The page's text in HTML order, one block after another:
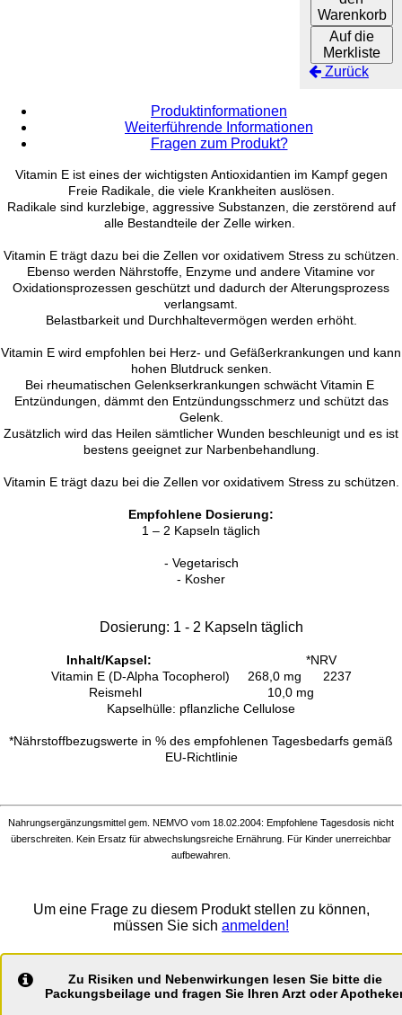
Warenkorb
Auf die
Merkliste
Zurück
Produktinformationen
Weiterführende Informationen
Fragen zum Produkt?
Vitamin E ist eines der wichtigsten Antioxidantien im Kampf gegen
Freie Radikale, die viele Krankheiten auslösen.
Radikale sind kurzlebige, aggressive Substanzen, die zerstörend auf
alle Bestandteile der Zelle wirken.
Vitamin E trägt dazu bei die Zellen vor oxidativem Stress zu schützen.
Ebenso werden Nährstoffe, Enzyme und andere Vitamine vor
Oxidationsprozessen geschützt und dadurch der Alterungsprozess
verlangsamt.
Belastbarkeit und Durchhaltevermögen werden erhöht.
Vitamin E wird empfohlen bei Herz- und Gefäßerkrankungen und kann
hohen Blutdruck senken.
Bei rheumatischen Gelenkserkrankungen schwächt Vitamin E
Entzündungen, dämmt den Entzündungsschmerz und schützt das
Gelenk.
Zusätzlich wird das Heilen sämtlicher Wunden beschleunigt und es ist
bestens geeignet zur Narbenbehandlung.
Vitamin E trägt dazu bei die Zellen vor oxidativem Stress zu schützen.
Empfohlene Dosierung:
1 – 2 Kapseln täglich
- Vegetarisch
- Kosher
Dosierung: 1 - 2 Kapseln täglich
Inhalt/Kapsel: *NRV
Vitamin E (D-Alpha Tocopherol) 268,0 mg 2237
Reismehl 10,0 mg
Kapselhülle: pflanzliche Cellulose
*Nährstoffbezugswerte in % des empfohlenen Tagesbedarfs gemäß
EU-Richtlinie
Nahrungsergänzungsmittel gem. NEMVO vom 18.02.2004: Empfohlene Tagesdosis nicht
überschreiten. Kein Ersatz für abwechslungsreiche Ernährung. Für Kinder unerreichbar
aufbewahren.
Um eine Frage zu diesem Produkt stellen zu können,
müssen Sie sich anmelden!
Zu Risiken und Nebenwirkungen lesen Sie bitte die
Packungsbeilage und fragen Sie Ihren Arzt oder